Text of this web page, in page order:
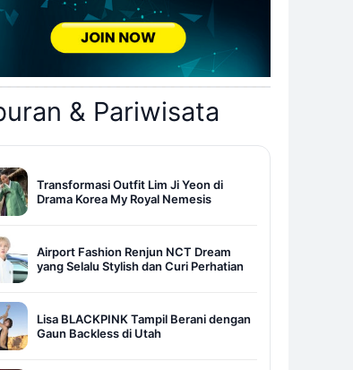
& Pariwisata
Transformasi Outfit Lim Ji Yeon di
Drama Korea My Royal Nemesis
Airport Fashion Renjun NCT Dream
yang Selalu Stylish dan Curi Perhatian
Lisa BLACKPINK Tampil Berani dengan
Gaun Backless di Utah